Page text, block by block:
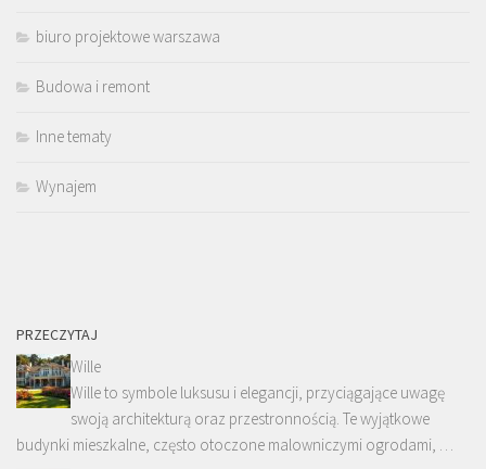
biuro projektowe warszawa
Budowa i remont
Inne tematy
Wynajem
PRZECZYTAJ
Wille
Wille to symbole luksusu i elegancji, przyciągające uwagę
swoją architekturą oraz przestronnością. Te wyjątkowe
budynki mieszkalne, często otoczone malowniczymi ogrodami, …